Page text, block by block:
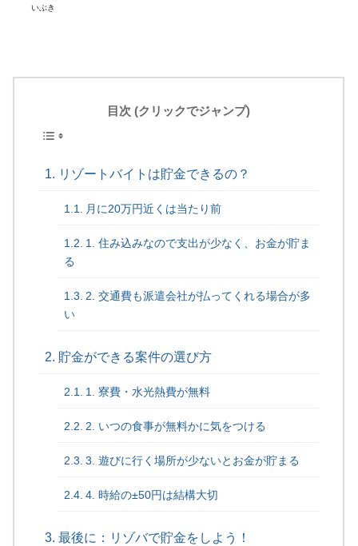
いぶき
目次 (クリックでジャンプ)
リゾートバイトは貯金できるの？
月に20万円近くは当たり前
1. 住み込みなので支出が少なく、お金が貯ま
る
2. 交通費も派遣会社が払ってくれる場合が多
い
貯金ができる案件の選び方
1. 寮費・水光熱費が無料
2. いつの食事が無料かに気をつける
3. 遊びに行く場所が少ないとお金が貯まる
4. 時給の±50円は結構大切
最後に：リゾバで貯金をしよう！